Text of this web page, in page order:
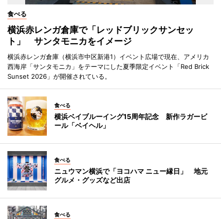
食べる
横浜赤レンガ倉庫で「レッドブリックサンセッ
ト」 サンタモニカをイメージ
横浜赤レンガ倉庫（横浜市中区新港1）イベント広場で現在、アメリカ
西海岸「サンタモニカ」をテーマにした夏季限定イベント「Red Brick
Sunset 2026」が開催されている。
食べる
横浜ベイブルーイング15周年記念 新作ラガービ
ール「ベイヘル」
食べる
ニュウマン横浜で「ヨコハマ ニュー縁日」 地元
グルメ・グッズなど出店
食べる